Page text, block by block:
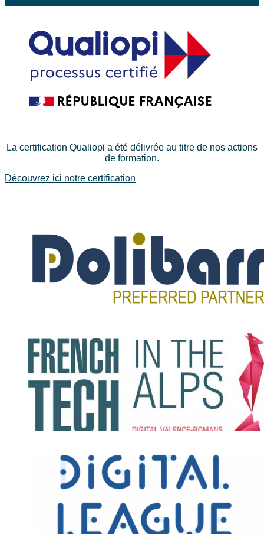
La certification Qualiopi a été délivrée au titre de nos actions
de formation.
Découvrez ici notre certification